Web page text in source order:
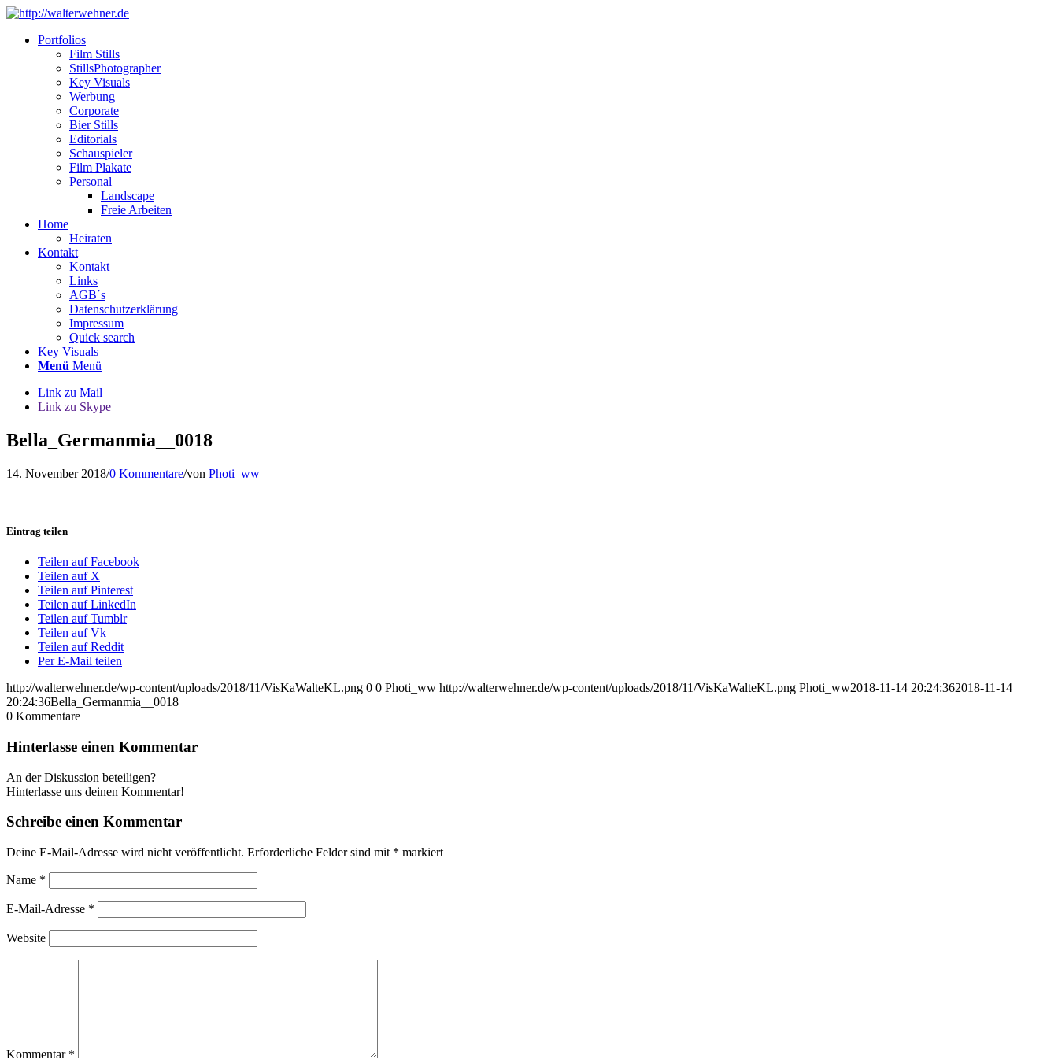
Portfolios
Film Stills
StillsPhotographer
Key Visuals
Werbung
Corporate
Bier Stills
Editorials
Schauspieler
Film Plakate
Personal
Landscape
Freie Arbeiten
Home
Heiraten
Kontakt
Kontakt
Links
AGB´s
Datenschutzerklärung
Impressum
Quick search
Key Visuals
Menü Menü
Link zu Mail
Link zu Skype
Bella_Germanmia__0018
14. November 2018/0 Kommentare/von Photi_ww
Eintrag teilen
Teilen auf Facebook
Teilen auf X
Teilen auf Pinterest
Teilen auf LinkedIn
Teilen auf Tumblr
Teilen auf Vk
Teilen auf Reddit
Per E-Mail teilen
http://walterwehner.de/wp-content/uploads/2018/11/VisKaWalteKL.png 0 0 Photi_ww http://walterwehner.de/wp-content/uploads/2018/11/VisKaWalteKL.png Photi_ww2018-11-14 20:24:362018-11-14
20:24:36Bella_Germanmia__0018
0 Kommentare
Hinterlasse einen Kommentar
An der Diskussion beteiligen?
Hinterlasse uns deinen Kommentar!
Schreibe einen Kommentar
Deine E-Mail-Adresse wird nicht veröffentlicht. Erforderliche Felder sind mit * markiert
Name *
E-Mail-Adresse *
Website
Kommentar *